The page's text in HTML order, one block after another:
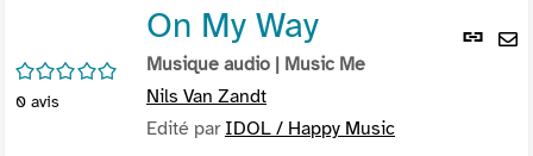
Lien
/5
0 avis
On My Way
Musique audio | Music Me
Nils Van Zandt
Edité par IDOL / Happy Music